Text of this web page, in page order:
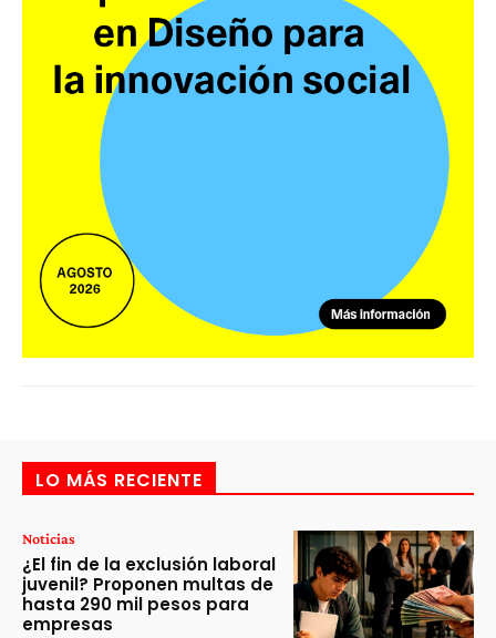
LO MÁS RECIENTE
Noticias
¿El fin de la exclusión laboral
juvenil? Proponen multas de
hasta 290 mil pesos para
empresas